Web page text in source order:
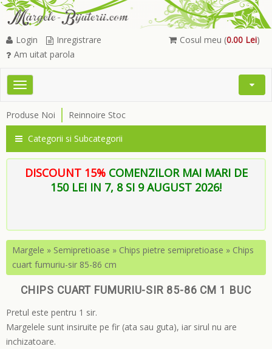
Cosul meu (0.00 Lei)
Login
Inregistrare
Am uitat parola
Toggle
Open
Produse Noi Reinnoire Stoc
Categorii si Subcategorii
DISCOUNT 15% COMENZILOR MAI MARI DE
150 LEI IN 7, 8 SI 9 AUGUST 2026!
Margele » Semipretioase » Chips pietre semipretioase » Chips
cuart fumuriu-sir 85-86 cm
CHIPS CUART FUMURIU-SIR 85-86 CM 1 BUC
Pretul este pentru 1 sir.
Margelele sunt insiruite pe fir (ata sau guta), iar sirul nu are
inchizatoare.